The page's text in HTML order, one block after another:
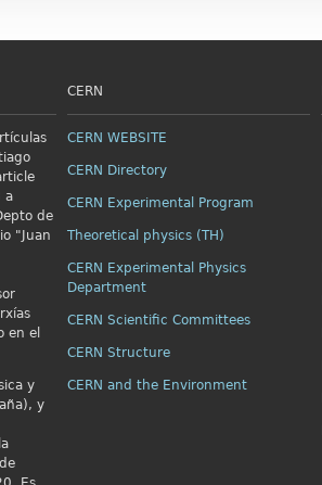
a
de
"Juan
en el
y
y
CERN
CERN WEBSITE
CERN Directory
CERN Experimental Program
Theoretical physics (TH)
CERN Experimental Physics
Department
CERN Scientific Committees
CERN Structure
CERN and the Environment